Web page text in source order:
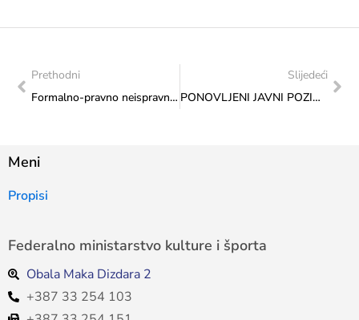
Prethodni
Formalno-pravno neispravne prijave za Javni poziv za odabir programa i projekata koji će se sufinancirati iz Proračuna Federacije BiH u 2024. godini – Kapitalni transferi drugim razinama vlasti i fondovima – izgradnja, adaptacija i rekonstrukcija institucija kulture
Slijedeći
PONOVLJENI JAVNI POZIV za potporu projektima institucija znanosti od značaja za Bosnu i Hercegovinu u 2024. godini
Meni
Propisi
Federalno ministarstvo kulture i športa
Obala Maka Dizdara 2
+387 33 254 103